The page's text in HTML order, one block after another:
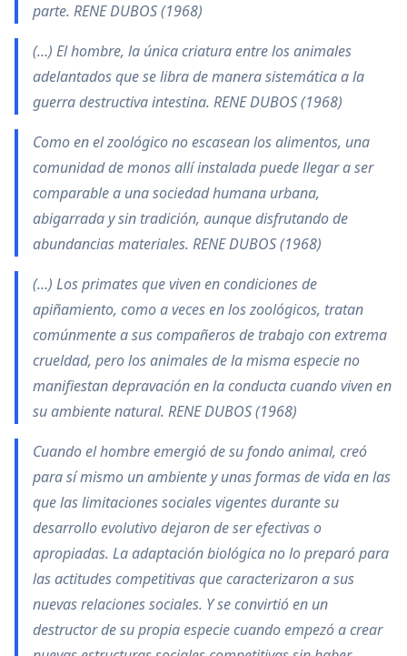
parte. RENE DUBOS (1968)
(…) El hombre, la única criatura entre los animales
adelantados que se libra de manera sistemática a la
guerra destructiva intestina. RENE DUBOS (1968)
Como en el zoológico no escasean los alimentos, una
comunidad de monos allí instalada puede llegar a ser
comparable a una sociedad humana urbana,
abigarrada y sin tradición, aunque disfrutando de
abundancias materiales. RENE DUBOS (1968)
(…) Los primates que viven en condiciones de
apiñamiento, como a veces en los zoológicos, tratan
comúnmente a sus compañeros de trabajo con extrema
crueldad, pero los animales de la misma especie no
manifiestan depravación en la conducta cuando viven en
su ambiente natural. RENE DUBOS (1968)
Cuando el hombre emergió de su fondo animal, creó
para sí mismo un ambiente y unas formas de vida en las
que las limitaciones sociales vigentes durante su
desarrollo evolutivo dejaron de ser efectivas o
apropiadas. La adaptación biológica no lo preparó para
las actitudes competitivas que caracterizaron a sus
nuevas relaciones sociales. Y se convirtió en un
destructor de su propia especie cuando empezó a crear